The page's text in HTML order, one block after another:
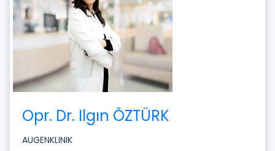
Opr. Dr. Ilgın ÖZTÜRK
AUGENKLINIK